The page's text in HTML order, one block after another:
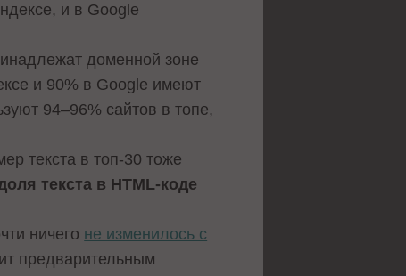
и в Google
доменной зоне
и 90% в Google имеют
94–96% сайтов в топе,
текста в топ-30 тоже
текста в HTML-коде
ничего не изменилось с
предварительным